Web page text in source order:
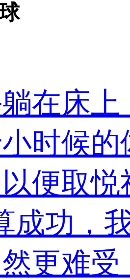
在床
时候
便取
成功，
更难